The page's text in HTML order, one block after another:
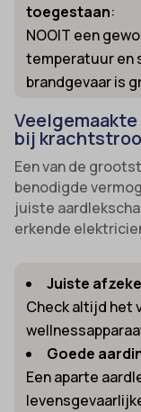
toegestaan:
NOOIT een
temperatuur en
brandgevaar is
bij
Een van de
benodigde
juiste
erkende
Juiste
Check altijd het
Goede
Een aparte